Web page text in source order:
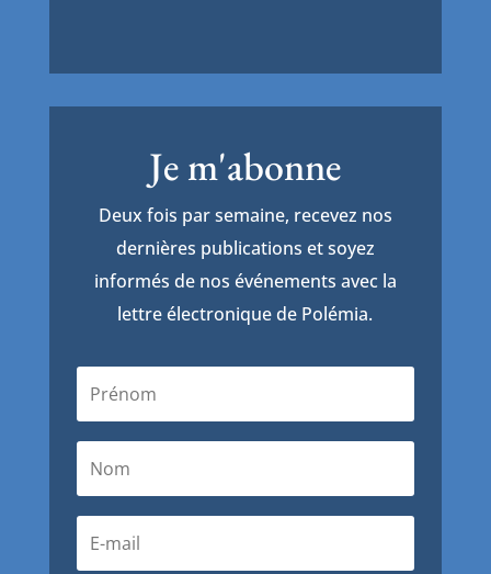
Je m'abonne
Deux fois par semaine, recevez nos
dernières publications et soyez
informés de nos événements avec la
lettre électronique de Polémia.